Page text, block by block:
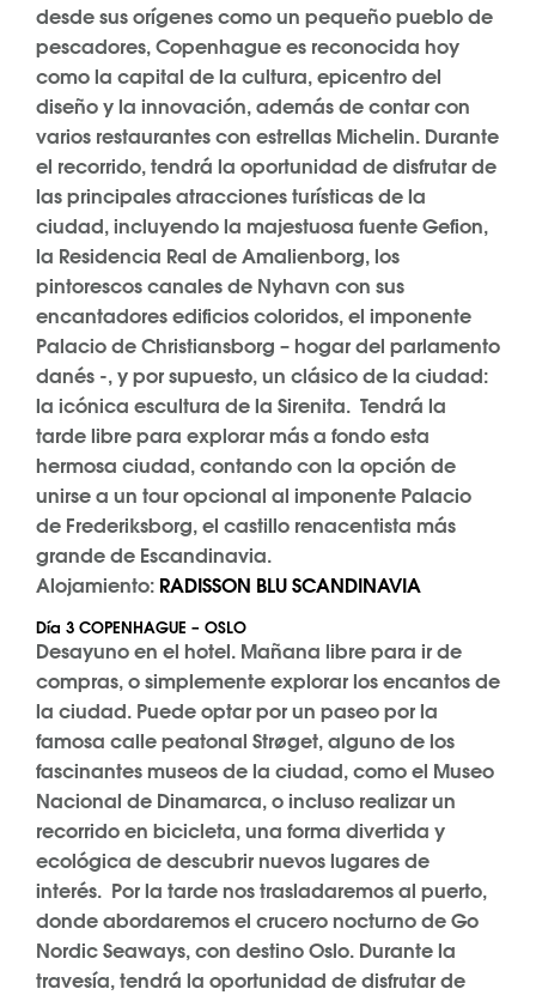
desde sus orígenes como un pequeño pueblo de
pescadores, Copenhague es reconocida hoy
como la capital de la cultura, epicentro del
diseño y la innovación, además de contar con
varios restaurantes con estrellas Michelin. Durante
el recorrido, tendrá la oportunidad de disfrutar de
las principales atracciones turísticas de la
ciudad, incluyendo la majestuosa fuente Gefion,
la Residencia Real de Amalienborg, los
pintorescos canales de Nyhavn con sus
encantadores edificios coloridos, el imponente
Palacio de Christiansborg – hogar del parlamento
danés -, y por supuesto, un clásico de la ciudad:
la icónica escultura de la Sirenita. Tendrá la
tarde libre para explorar más a fondo esta
hermosa ciudad, contando con la opción de
unirse a un tour opcional al imponente Palacio
de Frederiksborg, el castillo renacentista más
grande de Escandinavia.
Alojamiento: RADISSON BLU SCANDINAVIA
Día 3 COPENHAGUE – OSLO
Desayuno en el hotel. Mañana libre para ir de
compras, o simplemente explorar los encantos de
la ciudad. Puede optar por un paseo por la
famosa calle peatonal Strøget, alguno de los
fascinantes museos de la ciudad, como el Museo
Nacional de Dinamarca, o incluso realizar un
recorrido en bicicleta, una forma divertida y
ecológica de descubrir nuevos lugares de
interés. Por la tarde nos trasladaremos al puerto,
donde abordaremos el crucero nocturno de Go
Nordic Seaways, con destino Oslo. Durante la
travesía, tendrá la oportunidad de disfrutar de